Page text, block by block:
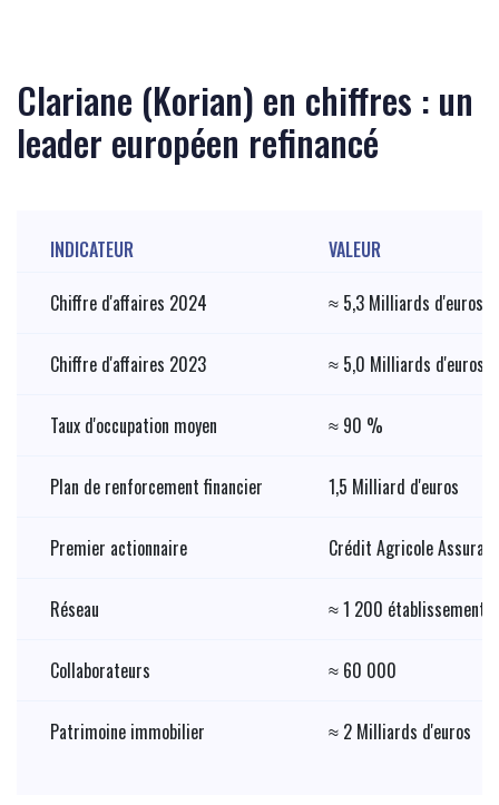
Clariane (Korian) en chiffres : un
leader européen refinancé
INDICATEUR
VALEUR
Chiffre d'affaires 2024
≈ 5,3 Milliards d'euros
Chiffre d'affaires 2023 ≈ 5,0 Milliards d'euros
Taux d'occupation moyen ≈ 90 %
Plan de renforcement financier 1,5 Milliard d'euros
Premier actionnaire Crédit Agricole
Réseau ≈ 1 200
Collaborateurs ≈ 60 000
Patrimoine immobilier ≈ 2 Milliards d'euros